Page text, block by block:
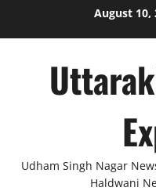
August 10,
Udham Singh Nagar
Haldwani